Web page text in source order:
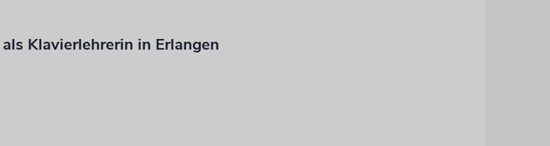
Klavierlehrerin in Erlangen